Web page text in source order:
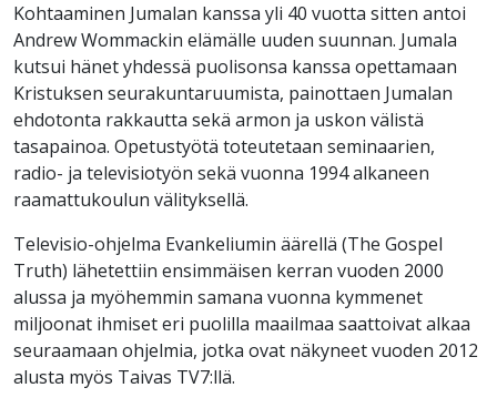
Kohtaaminen Jumalan kanssa yli 40 vuotta sitten antoi
Andrew Wommackin elämälle uuden suunnan. Jumala
kutsui hänet yhdessä puolisonsa kanssa opettamaan
Kristuksen seurakuntaruumista, painottaen Jumalan
ehdotonta rakkautta sekä armon ja uskon välistä
tasapainoa. Opetustyötä toteutetaan seminaarien,
radio- ja televisiotyön sekä vuonna 1994 alkaneen
raamattukoulun välityksellä.
Televisio-ohjelma Evankeliumin äärellä (The Gospel
Truth) lähetettiin ensimmäisen kerran vuoden 2000
alussa ja myöhemmin samana vuonna kymmenet
miljoonat ihmiset eri puolilla maailmaa saattoivat alkaa
seuraamaan ohjelmia, jotka ovat näkyneet vuoden 2012
alusta myös Taivas TV7:llä.